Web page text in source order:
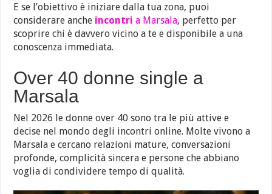
E se l’obiettivo è iniziare dalla tua zona, puoi
considerare anche incontria Marsala, perfetto per
scoprire chi è davvero vicino a te e disponibile a una
conoscenza immediata.
Over 40 donne single a
Marsala
Nel 2026 le donne over 40 sono tra le più attive e
decise nel mondo degli incontri online. Molte vivono a
Marsala e cercano relazioni mature, conversazioni
profonde, complicità sincera e persone che abbiano
voglia di condividere tempo di qualità.